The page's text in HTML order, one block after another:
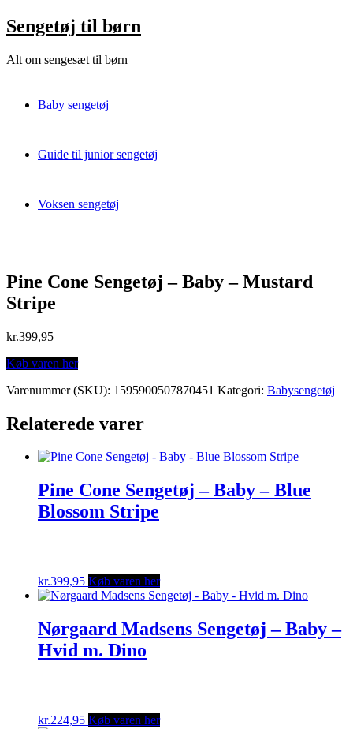
Skip
to
Sengetøj til børn
Alt om sengesæt til børn
Baby sengetøj
Guide til junior sengetøj
Voksen sengetøj
Pine Cone Sengetøj – Baby – Mustard
Stripe
kr.399,95
Køb varen her
Varenummer (SKU): 1595900507870451 Kategori: Babysengetøj
Relaterede varer
Pine Cone Sengetøj – Baby – Blue
Blossom Stripe
kr.399,95 Køb varen her
Nørgaard Madsens Sengetøj – Baby –
Hvid m. Dino
kr.224,95 Køb varen her